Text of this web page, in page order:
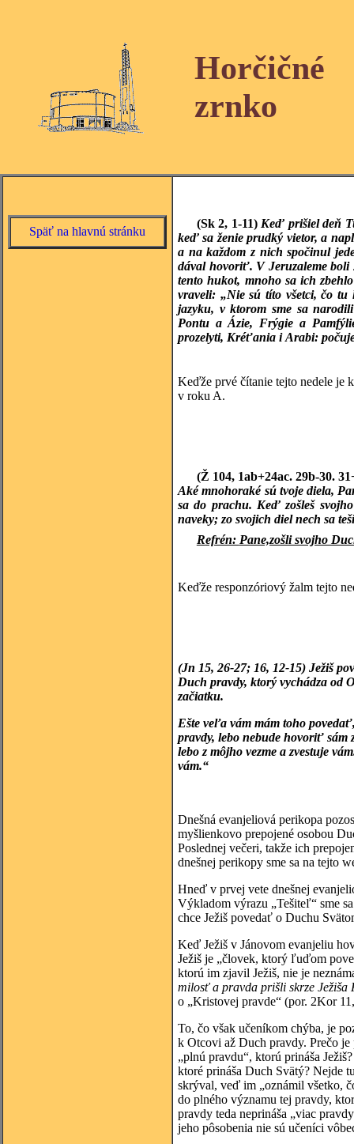
Horčičné
zrnko
Späť na hlavnú stránku
(Sk 2, 1-11) Keď prišiel deň
keď sa ženie prudký vietor, a
a na každom z nich spočinul
dával hovoriť. V Jeruzaleme boli
tento hukot, mnoho sa ich
vraveli: „Nie sú títo všetci, čo tu
jazyku, v ktorom sme sa
Pontu a Ázie, Frýgie a
prozelyti, Kréťania i Arabi:
Keďže prvé čítanie tejto nedele je
v roku A.
(Ž 104, 1ab+24ac. 29b-30.
Aké mnohoraké sú tvoje diela,
sa do prachu. Keď zošleš
naveky; zo svojich diel nech sa
Refrén: Pane,zošli svojho
Keďže responzóriový žalm tejto
(Jn 15, 26-27; 16, 12-15) Ježiš
Duch pravdy, ktorý vychádza od
začiatku.
Ešte veľa vám mám toho
pravdy, lebo nebude hovoriť sám
lebo z môjho vezme a zvestuje
vám.“
Dnešná evanjeliová perikopa
myšlienkovo prepojené osobou
Poslednej večeri, takže ich
dnešnej perikopy sme sa na tejto
Hneď v prvej vete dnešnej
Výkladom výrazu „Tešiteľ“ sme
chce Ježiš povedať o Duchu
Keď Ježiš v Jánovom evanjeliu
Ježiš je „človek, ktorý ľuďom
ktorú im zjavil Ježiš, nie je
milosť a pravda prišli skrze Ježiša
o „Kristovej pravde“ (por. 2Kor
To, čo však učeníkom chýba, je
k Otcovi až Duch pravdy. Prečo
„plnú pravdu“, ktorú prináša
ktoré prináša Duch Svätý? Nejde
skrýval, veď im „oznámil všetko,
do plného významu tej pravdy,
pravdy teda neprináša „viac
jeho pôsobenia nie sú učeníci